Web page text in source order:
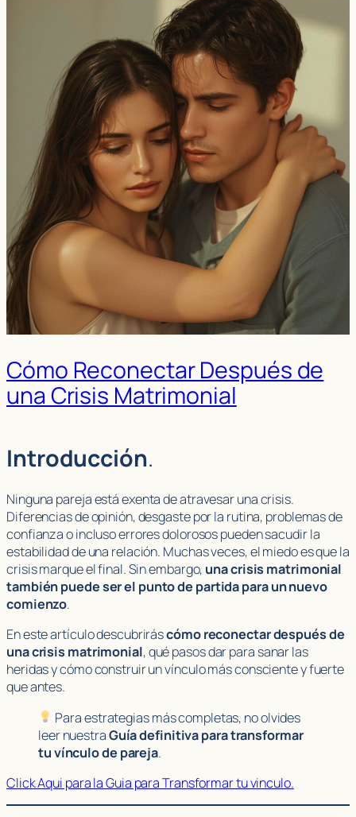
Cómo Reconectar Después de
una Crisis Matrimonial
Introducción.
Ninguna pareja está exenta de atravesar una crisis.
Diferencias de opinión, desgaste por la rutina, problemas de
confianza o incluso errores dolorosos pueden sacudir la
estabilidad de una relación. Muchas veces, el miedo es que la
crisis marque el final. Sin embargo, una crisis matrimonial
también puede ser el punto de partida para un nuevo
comienzo.
En este artículo descubriráscómo reconectar después de
una crisis matrimonial, qué pasos dar para sanar las
heridas y cómo construir un vínculo más consciente y fuerte
que antes.
Para estrategias más completas, no olvides
leer nuestraGuía definitiva para transformar
tu vínculo de pareja.
Click Aqui para la Guia para Transformar tu vinculo.